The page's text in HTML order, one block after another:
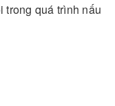
trong quá trình nấu